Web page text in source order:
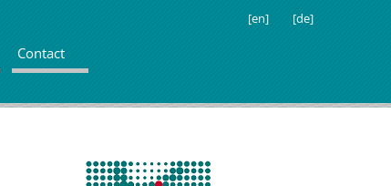
[en] [de]
Contact